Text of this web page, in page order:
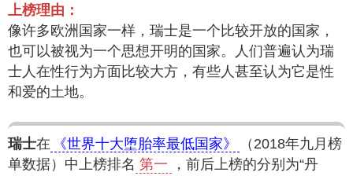
上榜理由：
像许多欧洲国家一样，瑞士是一个比较开放的国家，
也可以被视为一个思想开明的国家。人们普遍认为瑞
士人在性行为方面比较大方，有些人甚至认为它是性
和爱的土地。
瑞士在 《世界十大堕胎率最低国家》
（2018年九月榜
单数据）中上榜排名 第一 ，前后上榜的分别为“丹